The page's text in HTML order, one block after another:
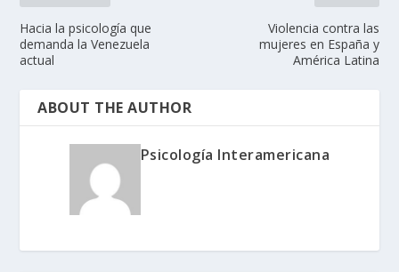
Hacia la psicología que
demanda la Venezuela
actual
Violencia contra las
mujeres en España y
América Latina
ABOUT THE AUTHOR
Psicología Interamericana